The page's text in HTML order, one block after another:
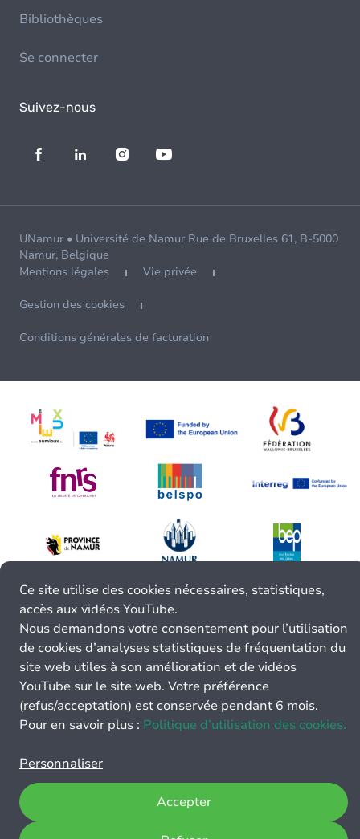
Bibliothèques
Se connecter
Suivez-nous
UNamur • Université de Namur Rue de Bruxelles 61, B-5000
Namur, Belgique
Mentions légales
Vie privée
Gestion des cookies
Conditions générales de facturation
Ce site utilise des cookies nécessaires, statistiques,
accès aux vidéos YouTube.
Nous demandons votre consentement pour l’utilisation
de cookies d’analyses statistiques de fréquentation du
site web utiles à son amélioration et de vidéos
YouTube sur le site web. Votre préférence
(refus/acceptation) est conservée pendant 6 mois.
Pour en savoir plus : Politique d’utilisation des cookies.
Personnaliser
Accepter